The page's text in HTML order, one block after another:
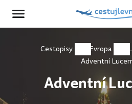
Cestopisy Evropa
Adventní
Adventní